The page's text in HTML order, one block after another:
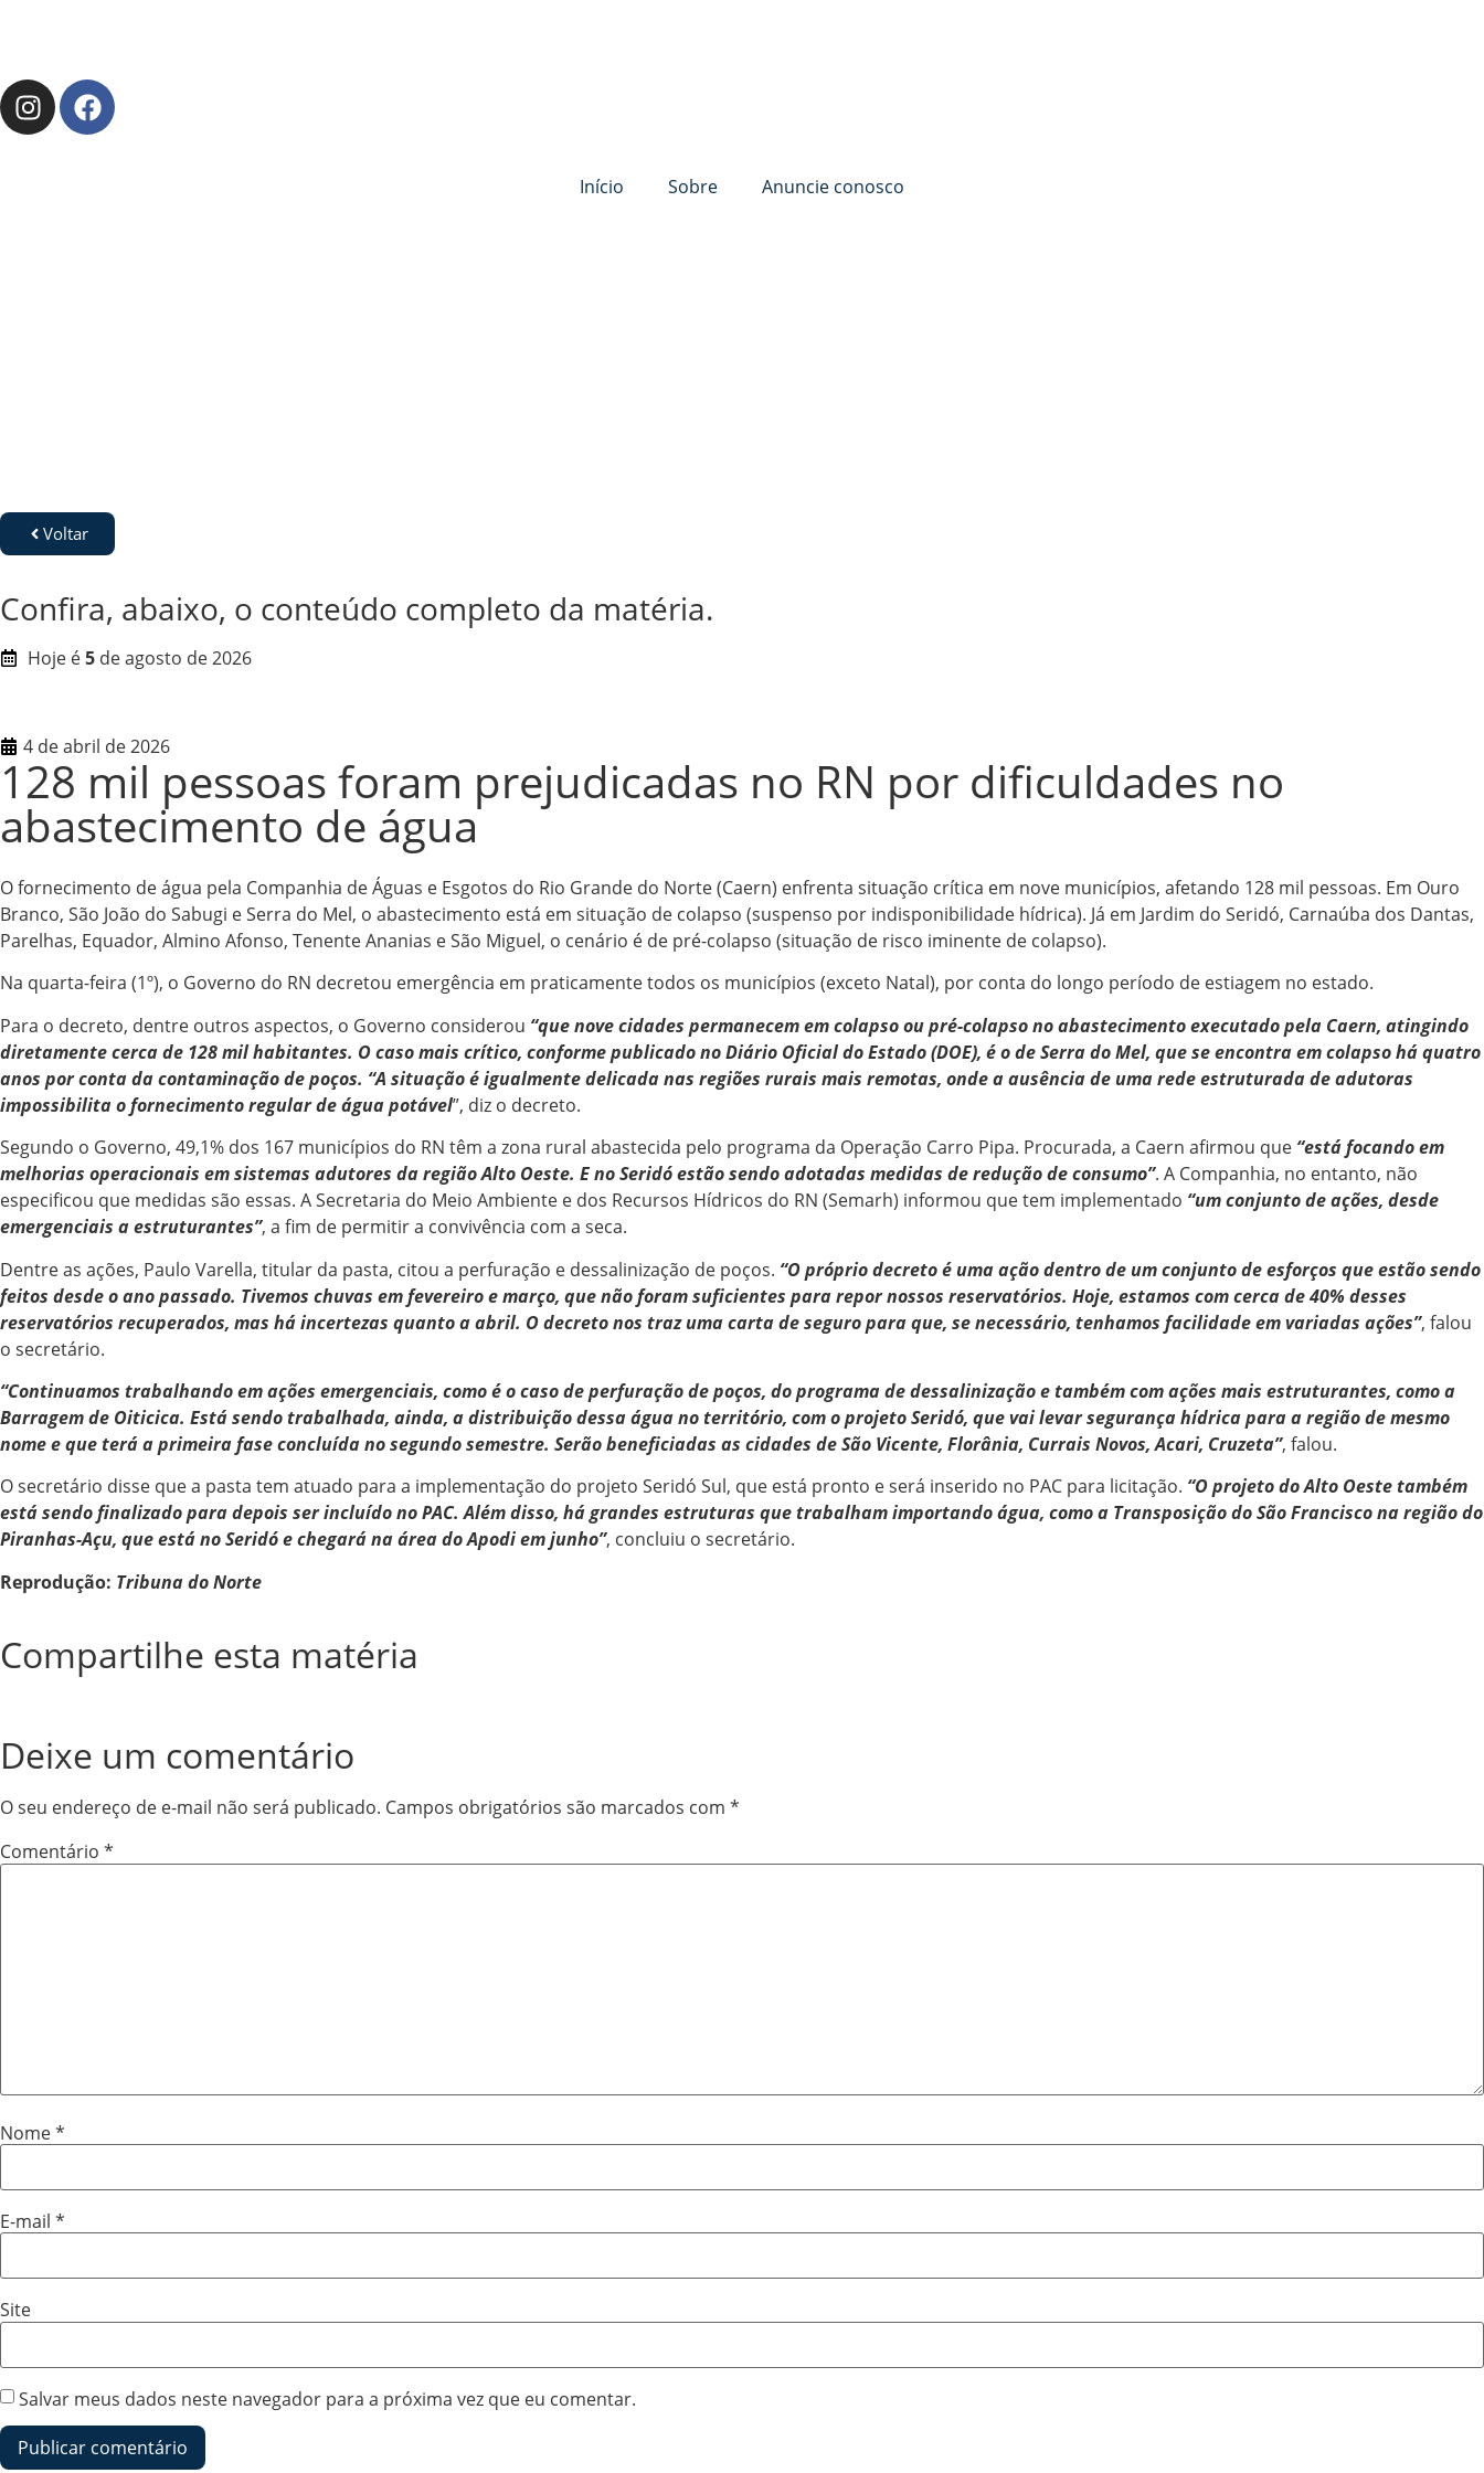
Início Sobre Anuncie conosco
Voltar
Confira, abaixo, o conteúdo completo da matéria.
Hoje é5 de agosto de 2026
4 de abril de 2026
128 mil pessoas foram prejudicadas no RN por dificuldades no
abastecimento de água
O fornecimento de água pela Companhia de Águas e Esgotos do Rio Grande do Norte (Caern) enfrenta situação crítica em nove municípios, afetando 128 mil pessoas. Em Ouro
Branco, São João do Sabugi e Serra do Mel, o abastecimento está em situação de colapso (suspenso por indisponibilidade hídrica). Já em Jardim do Seridó, Carnaúba dos Dantas,
Parelhas, Equador, Almino Afonso, Tenente Ananias e São Miguel, o cenário é de pré-colapso (situação de risco iminente de colapso).
Na quarta-feira (1º), o Governo do RN decretou emergência em praticamente todos os municípios (exceto Natal), por conta do longo período de estiagem no estado.
Para o decreto, dentre outros aspectos, o Governo considerou “que nove cidades permanecem em colapso ou pré-colapso no abastecimento executado pela Caern, atingindo
diretamente cerca de 128 mil habitantes. O caso mais crítico, conforme publicado no Diário Oficial do Estado (DOE), é o de Serra do Mel, que se encontra em colapso há quatro
anos por conta da contaminação de poços. “A situação é igualmente delicada nas regiões rurais mais remotas, onde a ausência de uma rede estruturada de adutoras
impossibilita o fornecimento regular de água potável”, diz o decreto.
Segundo o Governo, 49,1% dos 167 municípios do RN têm a zona rural abastecida pelo programa da Operação Carro Pipa. Procurada, a Caern afirmou que “está focando em
melhorias operacionais em sistemas adutores da região Alto Oeste. E no Seridó estão sendo adotadas medidas de redução de consumo”. A Companhia, no entanto, não
especificou que medidas são essas. A Secretaria do Meio Ambiente e dos Recursos Hídricos do RN (Semarh) informou que tem implementado “um conjunto de ações, desde
emergenciais a estruturantes”, a fim de permitir a convivência com a seca.
Dentre as ações, Paulo Varella, titular da pasta, citou a perfuração e dessalinização de poços. “O próprio decreto é uma ação dentro de um conjunto de esforços que estão sendo
feitos desde o ano passado. Tivemos chuvas em fevereiro e março, que não foram suficientes para repor nossos reservatórios. Hoje, estamos com cerca de 40% desses
reservatórios recuperados, mas há incertezas quanto a abril. O decreto nos traz uma carta de seguro para que, se necessário, tenhamos facilidade em variadas ações”, falou
o secretário.
“Continuamos trabalhando em ações emergenciais, como é o caso de perfuração de poços, do programa de dessalinização e também com ações mais estruturantes, como a
Barragem de Oiticica. Está sendo trabalhada, ainda, a distribuição dessa água no território, com o projeto Seridó, que vai levar segurança hídrica para a região de mesmo
nome e que terá a primeira fase concluída no segundo semestre. Serão beneficiadas as cidades de São Vicente, Florânia, Currais Novos, Acari, Cruzeta”, falou.
O secretário disse que a pasta tem atuado para a implementação do projeto Seridó Sul, que está pronto e será inserido no PAC para licitação. “O projeto do Alto Oeste também
está sendo finalizado para depois ser incluído no PAC. Além disso, há grandes estruturas que trabalham importando água, como a Transposição do São Francisco na região do
Piranhas-Açu, que está no Seridó e chegará na área do Apodi em junho”, concluiu o secretário.
Reprodução: Tribuna do Norte
Compartilhe esta matéria
Deixe um comentário
O seu endereço de e-mail não será publicado. Campos obrigatórios são marcados com *
Comentário *
Nome*
E-mail *
Site
Salvar meus dados neste navegador para a próxima vez que eu comentar.